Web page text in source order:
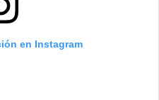
en Instagram